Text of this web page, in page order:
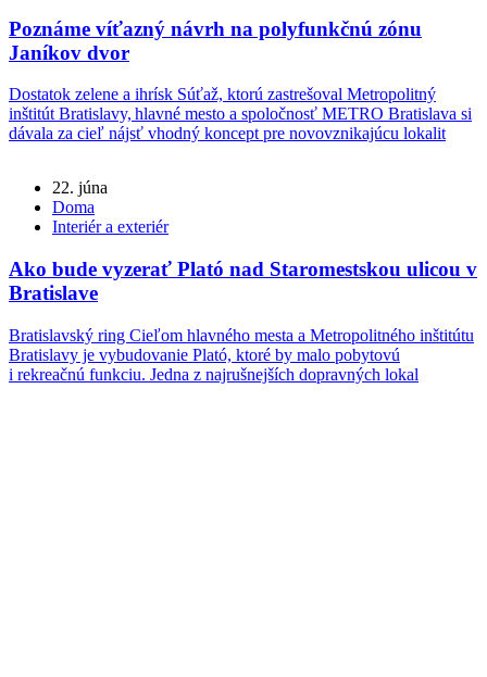
Poznáme víťazný návrh na polyfunkčnú zónu
Janíkov dvor
Dostatok zelene a ihrísk Súťaž, ktorú zastrešoval Metropolitný
inštitút Bratislavy, hlavné mesto a spoločnosť METRO Bratislava si
dávala za cieľ nájsť vhodný koncept pre novovznikajúcu lokalit
22. júna
Doma
Interiér a exteriér
Ako bude vyzerať Plató nad Staromestskou ulicou v
Bratislave
Bratislavský ring Cieľom hlavného mesta a Metropolitného inštitútu
Bratislavy je vybudovanie Plató, ktoré by malo pobytovú
i rekreačnú funkciu. Jedna z najrušnejších dopravných lokal